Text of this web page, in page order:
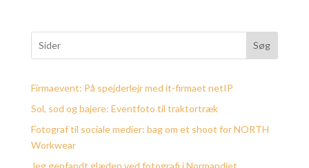
Søg
Firmaevent: På spejderlejr med it-firmaet netIP
Sol, sod og bajere: Eventfoto til traktortræk
Fotograf til sociale medier: bag om et shoot for NORTH
Workwear
Jeg genfandt glæden ved fotografi i Normandiet